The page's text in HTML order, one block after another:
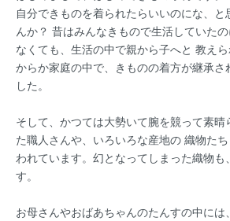
自分できものを着られたらいいのにな、
んか？ 昔はみんなきもので生活していた
なくても、生活の中で親から子へと 教え
からか家庭の中で、きものの着方が継承さ
した。
そして、かつては大勢いて腕を競って素
た職人さんや、いろいろな産地の 織物た
われています。幻となってしまった織物
す。
お母さんやおばあちゃんのたんすの中に